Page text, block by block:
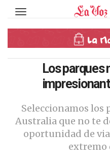
Toggle navigation
Los parques
Seleccionamos los
Australia que no te
oportunidad de
extremo